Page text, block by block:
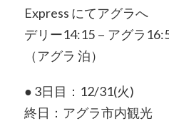
Express にてアグラへ
デリー14:15－アグラ
（アグラ 泊）
● 3日目：12/31(火)
終日：アグラ市内観光